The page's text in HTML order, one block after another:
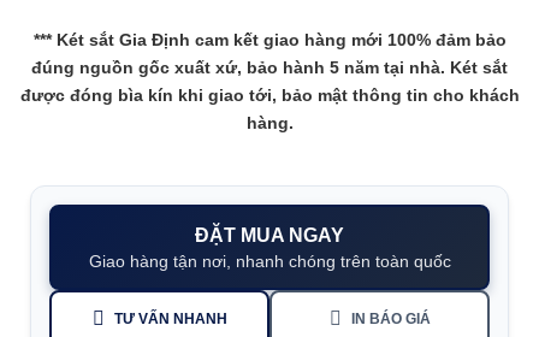
*** Két sắt Gia Định cam kết giao hàng mới 100% đảm bảo
đúng nguồn gốc xuất xứ, bảo hành 5 năm tại nhà. Két sắt
được đóng bìa kín khi giao tới, bảo mật thông tin cho khách
hàng.
ĐẶT MUA NGAY
Giao hàng tận nơi, nhanh chóng trên toàn quốc
TƯ VẤN NHANH IN BÁO GIÁ